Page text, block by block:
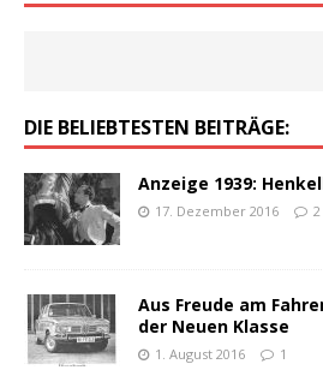
DIE BELIEBTESTEN BEITRÄGE:
Anzeige 1939:
17. Dezember 2016 2
Aus Freude am
der Neuen Klasse
1. August 2016 1